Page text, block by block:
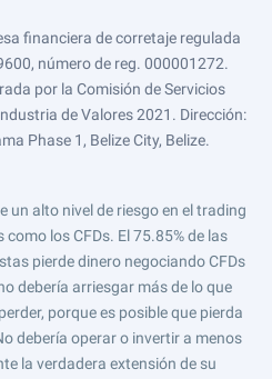
financiera de corretaje regulada
número de reg. 000001272.
por la Comisión de Servicios
de Valores 2021. Dirección:
Phase 1, Belize City, Belize.
un alto nivel de riesgo en el trading
los CFDs. El 75.85% de las
pierde dinero negociando CFDs
debería arriesgar más de lo que
porque es posible que pierda
debería operar o invertir a menos
la verdadera extensión de su